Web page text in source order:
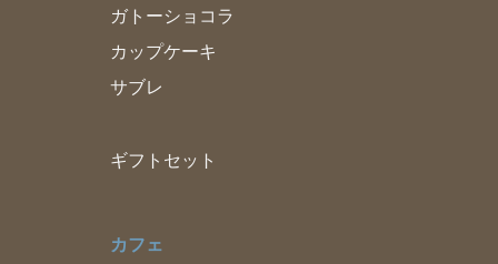
ガトーショコラ
カップケーキ
サブレ
カフェ
ギフトセット